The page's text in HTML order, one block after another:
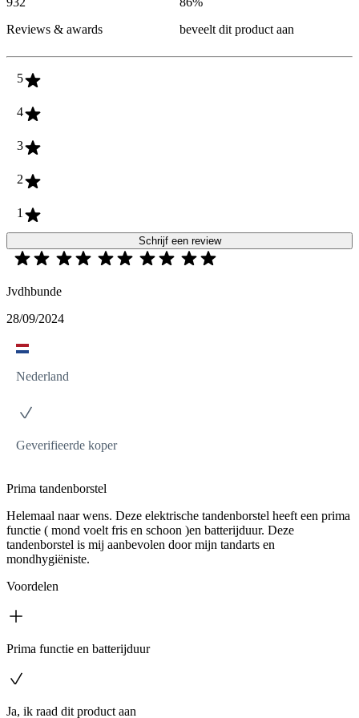
Reviews & awards
beveelt dit product aan
5
4
3
2
1
Schrijf een review
Jvdhbunde
28/09/2024
Nederland
Geverifieerde koper
Prima tandenborstel
Helemaal naar wens. Deze elektrische tandenborstel heeft een prima
functie ( mond voelt fris en schoon )en batterijduur. Deze
tandenborstel is mij aanbevolen door mijn tandarts en
mondhygiëniste.
Voordelen
Prima functie en batterijduur
Ja, ik raad dit product aan